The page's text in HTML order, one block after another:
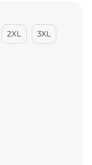
2XL 3XL